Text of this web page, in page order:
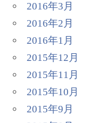
2016年3月
2016年2月
2016年1月
2015年12月
2015年11月
2015年10月
2015年9月